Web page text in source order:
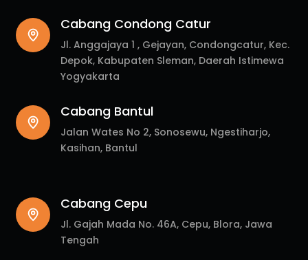
Cabang Condong Catur
Jl. Anggajaya 1 , Gejayan, Condongcatur, Kec.
Depok, Kabupaten Sleman, Daerah Istimewa
Yogyakarta
Cabang Bantul
Jalan Wates No 2, Sonosewu, Ngestiharjo,
Kasihan, Bantul
Cabang Cepu
Jl. Gajah Mada No. 46A, Cepu, Blora, Jawa
Tengah